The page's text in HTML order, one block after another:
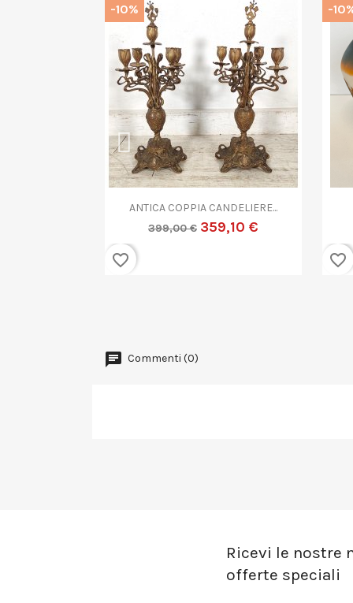
Anteprima
ANTICO OROLOGIO...
189,00 € 170,10 €
-10%
favorite_border
-
favorite_border
Commenti (0)
Ricevi le nostre
offerte speciali